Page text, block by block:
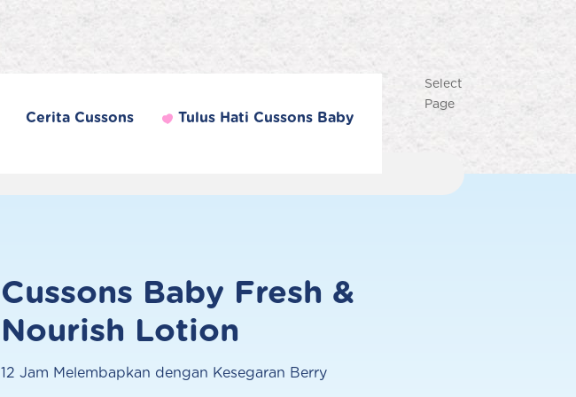
Produk Terlaris
Lihat semua produk
Cerita Cussons Tulus Hati Cussons Baby
Select
Page
Cussons Baby Fresh &
Nourish Lotion
12 Jam Melembapkan dengan Kesegaran Berry